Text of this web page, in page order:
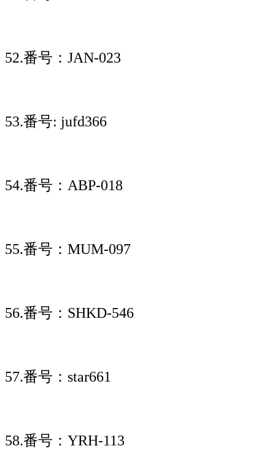
52.番号：JAN-023
53.番号: jufd366
54.番号：ABP-018
55.番号：MUM-097
56.番号：SHKD-546
57.番号：star661
58.番号：YRH-113